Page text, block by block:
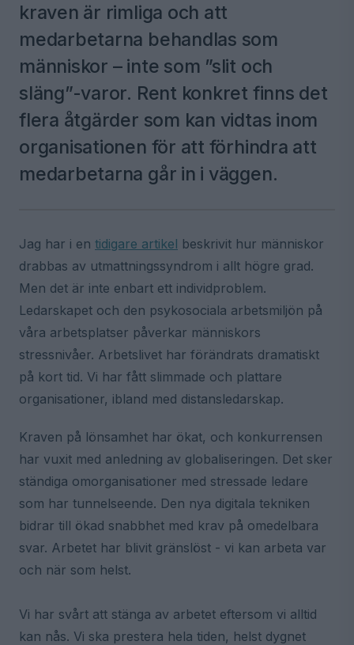
kraven är rimliga och att
medarbetarna behandlas som
människor – inte som ”slit och
släng”-varor. Rent konkret finns det
flera åtgärder som kan vidtas inom
organisationen för att förhindra att
medarbetarna går in i väggen.
Jag har i en tidigare artikel beskrivit hur människor
drabbas av utmattningssyndrom i allt högre grad.
Men det är inte enbart ett individproblem.
Ledarskapet och den psykosociala arbetsmiljön på
våra arbetsplatser påverkar människors
stressnivåer. Arbetslivet har förändrats dramatiskt
på kort tid. Vi har fått slimmade och plattare
organisationer, ibland med distansledarskap.
Kraven på lönsamhet har ökat, och konkurrensen
har vuxit med anledning av globaliseringen. Det sker
ständiga omorganisationer med stressade ledare
som har tunnelseende. Den nya digitala tekniken
bidrar till ökad snabbhet med krav på omedelbara
svar. Arbetet har blivit gränslöst - vi kan arbeta var
och när som helst.
Vi har svårt att stänga av arbetet eftersom vi alltid
kan nås. Vi ska prestera hela tiden, helst dygnet